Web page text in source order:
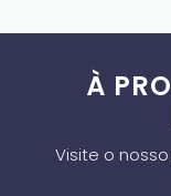
À
Visite o